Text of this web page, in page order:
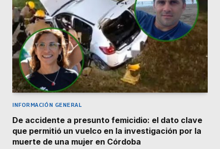
INFORMACIÓN GENERAL
De accidente a presunto femicidio: el dato clave
que permitió un vuelco en la investigación por la
muerte de una mujer en Córdoba